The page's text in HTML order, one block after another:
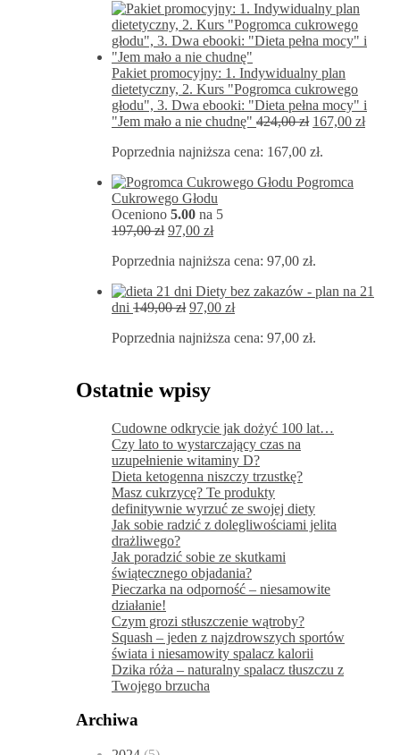
Pakiet promocyjny: 1. Indywidualny plan
dietetyczny, 2. Kurs "Pogromca cukrowego
głodu", 3. Dwa ebooki: "Dieta pełna mocy" i
"Jem mało a nie chudnę" 424,00zł Pierwotna
wynosiła:
167,00 zł
Poprzednia najniższa cena: 167,00 zł.
Pogromca
Cukrowego Głodu
Oceniono 5.00 na 5
197,00zł Pierwotna
wynosiła:
97,00 złAktualna
wynosi:
Poprzednia najniższa cena: 97,00 zł.
Diety bez zakazów - plan na 21
dni 149,00zł Pierwotna
wynosiła:
97,00 złAktualna
wynosi:
Poprzednia najniższa cena: 97,00 zł.
Ostatnie wpisy
Cudowne odkrycie jak dożyć 100 lat…
Czy lato to wystarczający czas na
uzupełnienie witaminy D?
Dieta ketogenna niszczy trzustkę?
Masz cukrzycę? Te produkty
definitywnie wyrzuć ze swojej diety
Jak sobie radzić z dolegliwościami jelita
drażliwego?
Jak poradzić sobie ze skutkami
świątecznego objadania?
Pieczarka na odporność – niesamowite
działanie!
Czym grozi stłuszczenie wątroby?
Squash – jeden z najzdrowszych sportów
świata i niesamowity spalacz kalorii
Dzika róża – naturalny spalacz tłuszczu z
Twojego brzucha
Archiwa